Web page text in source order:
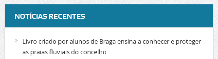
NOTÍCIAS RECENTES
Livro criado por alunos de Braga ensina a conhecer e proteger
as praias fluviais do concelho